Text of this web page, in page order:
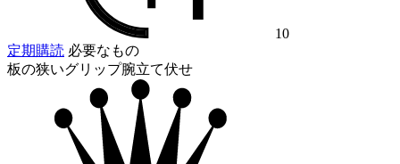
10
定期購読 必要なもの
板の狭いグリップ腕立て伏せ